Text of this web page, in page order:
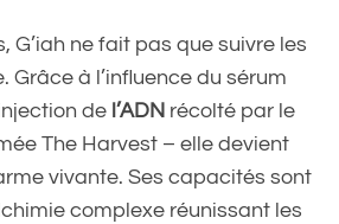
G’iah ne fait pas que suivre les
Grâce à l’influence du sérum
de l’ADN récolté par le
The Harvest – elle devient
vivante. Ses capacités sont
complexe réunissant les